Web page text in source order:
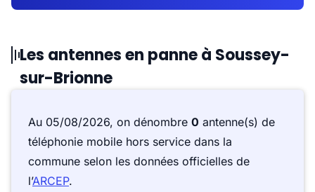
Les antennes en panne à Soussey-
sur-Brionne
Au 05/08/2026, on dénombre 0 antenne(s) de
téléphonie mobile hors service dans la
commune selon les données officielles de
l’ARCEP.